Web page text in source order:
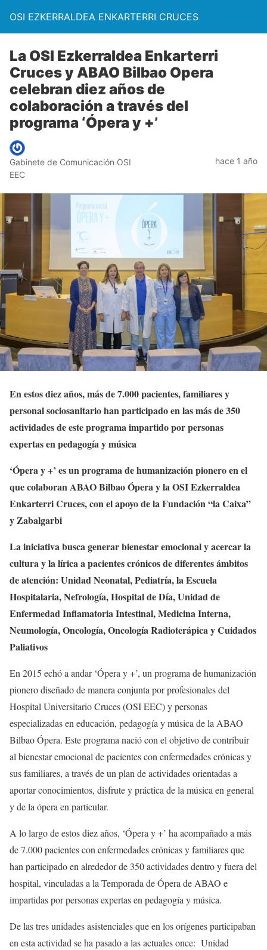
OSI EZKERRALDEA ENKARTERRI CRUCES
La OSI Ezkerraldea Enkarterri
Cruces y ABAO Bilbao Opera
celebran diez años de
colaboración a través del
programa ‘Ópera y +’
Gabinete de Comunicación OSI
EEC
hace 1 año
En estos diez años, más de 7.000 pacientes, familiares y
personal sociosanitario han participado en las más de 350
actividades de este programa impartido por personas
expertas en pedagogía y música
‘Ópera y +’ es un programa de humanización pionero en el
que colaboran ABAO Bilbao Ópera y la OSI Ezkerraldea
Enkarterri Cruces, con el apoyo de la Fundación “la Caixa”
y Zabalgarbi
La iniciativa busca generar bienestar emocional y acercar la
cultura y la lírica a pacientes crónicos de diferentes ámbitos
de atención: Unidad Neonatal, Pediatría, la Escuela
Hospitalaria, Nefrología, Hospital de Día, Unidad de
Enfermedad Inflamatoria Intestinal, Medicina Interna,
Neumología, Oncología, Oncología Radioterápica y Cuidados
Paliativos
En 2015 echó a andar ‘Ópera y +’, un programa de humanización
pionero diseñado de manera conjunta por profesionales del
Hospital Universitario Cruces (OSI EEC) y personas
especializadas en educación, pedagogía y música de la ABAO
Bilbao Ópera. Este programa nació con el objetivo de contribuir
al bienestar emocional de pacientes con enfermedades crónicas y
sus familiares, a través de un plan de actividades orientadas a
aportar conocimientos, disfrute y práctica de la música en general
y de la ópera en particular.
A lo largo de estos diez años, ‘Ópera y +’ ha acompañado a más
de 7.000 pacientes con enfermedades crónicas y familiares que
han participado en alrededor de 350 actividades dentro y fuera del
hospital, vinculadas a la Temporada de Ópera de ABAO e
impartidas por personas expertas en pedagogía y música.
De las tres unidades asistenciales que en los orígenes participaban
en esta actividad se ha pasado a las actuales once: Unidad